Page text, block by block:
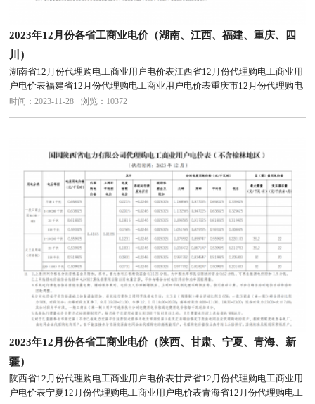
2023年12月份各省工商业电价（湖南、江西、福建、重庆、四
川）
湖南省12月份代理购电工商业用户电价表江西省12月份代理购电工商业用
户电价表福建省12月份代理购电工商业用户电价表重庆市12月份代理购电
工商业用户电价表四川省12月份代理购电工商业用户电价表
时间：2023-11-28 浏览：10372
2023年12月份各省工商业电价（陕西、甘肃、宁夏、青海、新
疆）
陕西省12月份代理购电工商业用户电价表甘肃省12月份代理购电工商业用
户电价表宁夏12月份代理购电工商业用户电价表青海省12月份代理购电工